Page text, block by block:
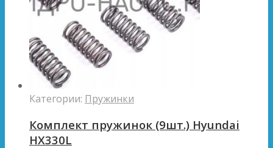
Категории: Пружинки
Комплект пружинок (9шт.) Hyundai
HX330L